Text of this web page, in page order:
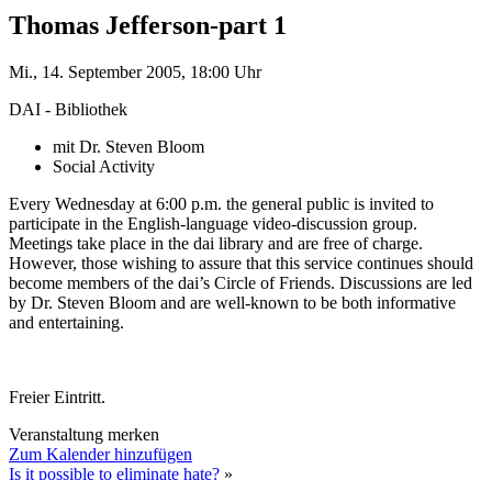
Thomas Jefferson-part 1
Mi., 14. September 2005, 18:00 Uhr
DAI - Bibliothek
mit Dr. Steven Bloom
Social Activity
Every Wednesday at 6:00 p.m. the general public is invited to
participate in the English-language video-discussion group.
Meetings take place in the dai library and are free of charge.
However, those wishing to assure that this service continues should
become members of the dai’s Circle of Friends. Discussions are led
by Dr. Steven Bloom and are well-known to be both informative
and entertaining.
Freier Eintritt.
Veranstaltung merken
Zum Kalender hinzufügen
Is it possible to eliminate hate? »